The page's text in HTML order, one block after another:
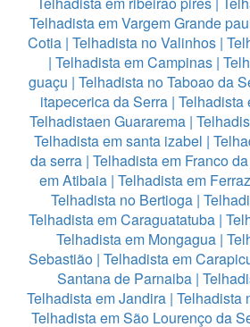
Telhadista em Vargem Grande
Cotia| Telhadista no Valinhos|
| Telhadista em Campinas|
guaçu | Telhadista no Taboao da
itapecerica da Serra| Telhadista
Telhadistaen Guararema |
Telhadista em santa izabel |
da serra | Telhadista em Franco
em Atibaia | Telhadista em
Telhadista no Bertioga |
Telhadista em Caraguatatuba|
Telhadista em Mongagua|
Sebastião| Telhadista em
Santana de Parnaiba|
Telhadista em Jandira | Telhadista
Telhadista em São Lourenço da